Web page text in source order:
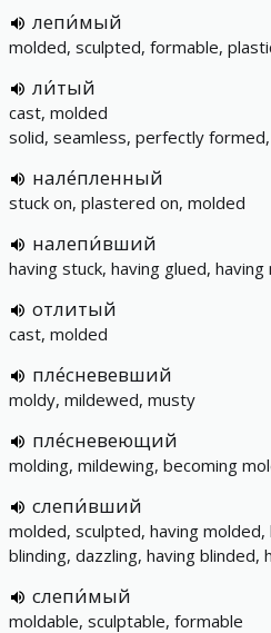
лепи́мый
molded, sculpted, formable,
ли́тый
cast, molded
solid, seamless, perfectly
нале́пленный
stuck on, plastered on, molded
налепи́вший
having stuck, having glued, having
отлитый
cast, molded
пле́сневевший
moldy, mildewed, musty
пле́сневеющий
molding, mildewing, becoming
слепи́вший
molded, sculpted, having molded,
blinding, dazzling, having blinded,
слепи́мый
moldable, sculptable, formable